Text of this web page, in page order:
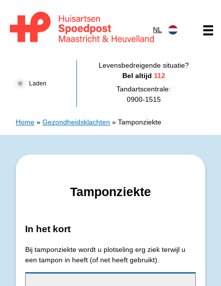
NL
Laden
Levensbedreigende situatie?
Bel altijd 112
Tandartscentrale:
0900-1515
Home » Gezondheidsklachten » Tamponziekte
Tamponziekte
In het kort
Bij tamponziekte wordt u plotseling erg ziek terwijl u
een tampon in heeft (of net heeft gebruikt).